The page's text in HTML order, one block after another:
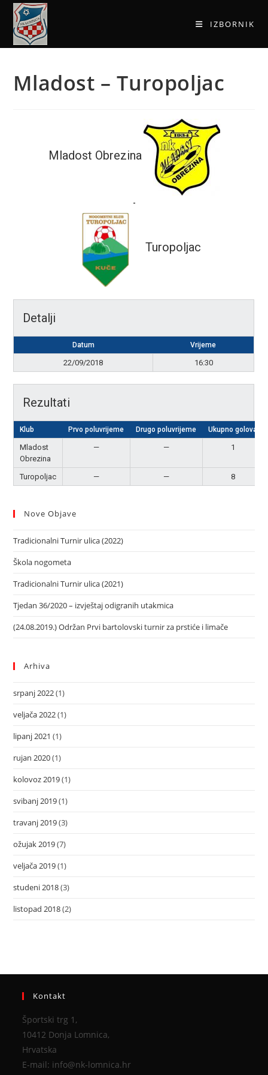
IZBORNIK
Mladost – Turopoljac
Mladost Obrezina
-
Turopoljac
Detalji
Datum Vrijeme
22/09/2018 16:30
Rezultati
Klub Prvo poluvrijeme Drugo poluvrijeme Ukupno golova
Mladost
Obrezina
— — 1
Turopoljac — — 8
Nove Objave
Tradicionalni Turnir ulica (2022)
Škola nogometa
Tradicionalni Turnir ulica (2021)
Tjedan 36/2020 – izvještaj odigranih utakmica
(24.08.2019.) Održan Prvi bartolovski turnir za prstiće i limače
Arhiva
srpanj 2022(1)
veljača 2022(1)
lipanj 2021 (1)
rujan 2020(1)
kolovoz 2019(1)
svibanj 2019(1)
travanj 2019(3)
ožujak 2019(7)
veljača 2019(1)
studeni 2018(3)
listopad 2018(2)
Kontakt
Športski trg 1,
10412 Donja Lomnica,
Hrvatska
E-mail: info@nk-lomnica.hr